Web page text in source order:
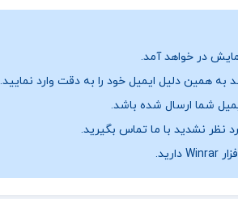
در خواهد آمد.
همین دلیل ایمیل خود را به دقت وارد نمایید.
نظر نشدید با ما تماس بگیرید.